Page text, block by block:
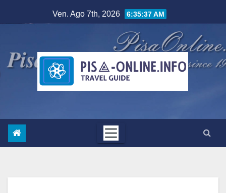
al
Ven. Ago 7th, 2026 6:35:38 AM